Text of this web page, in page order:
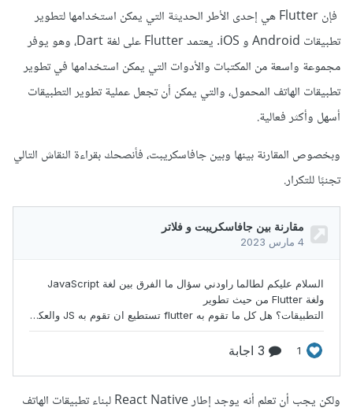
فإن Flutter هي إحدى الأطر الحديثة التي يمكن استخدامها لتطوير
تطبيقات Android و iOS. يعتمد Flutter على لغة Dart، وهو يوفر
مجموعة واسعة من المكتبات والأدوات التي يمكن استخدامها في تطوير
تطبيقات الهاتف المحمول، والتي يمكن أن تجعل عملية تطوير التطبيقات
أسهل وأكثر فعالية.
وبخصوص المقارنة بينها وبين جافاسكريبت، فأنصحك بقراءة النقاش التالي
تجنبًا للتكرار.
ولكن يجب أن تعلم أنه يوجد إطار React Native لبناء تطبيقات الهاتف